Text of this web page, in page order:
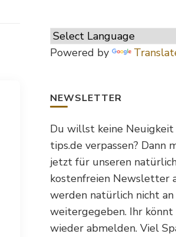
anzeigenanzeigen
anzeigen
Pinterest
anzeigen
Powered by
NEWSLETTER
Du willst keine
tips.de verpassen? Dann
jetzt für unseren
kostenfreien Newsletter
werden natürlich nicht
weitergegeben. Ihr könnt
wieder abmelden. Viel